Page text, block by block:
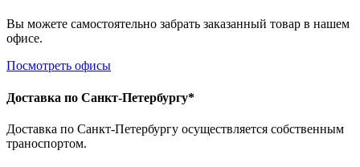
Вы можете самостоятельно забрать заказанный товар в нашем
офисе.
Посмотреть офисы
Доставка по Санкт-Петербургу*
Доставка по Санкт-Петербургу осуществляется собственным
траноспортом.